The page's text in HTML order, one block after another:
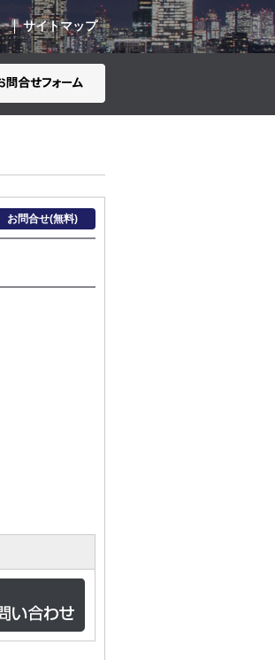
サイトマップ
お問合せ(無料)